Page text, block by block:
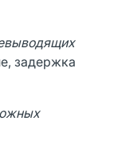
задержка